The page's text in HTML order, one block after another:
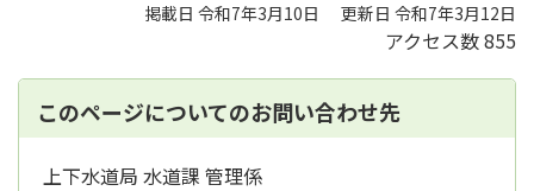
掲載日 令和7年3月10日 更新日 令和7年3月12日
アクセス数855
このページについてのお問い合わせ先
上下水道局 水道課 管理係